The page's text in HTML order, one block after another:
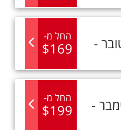
- החל מ-
$169
- החל מ-
$199